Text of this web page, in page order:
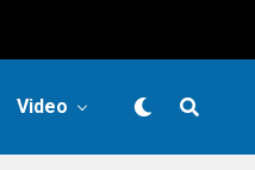
Video